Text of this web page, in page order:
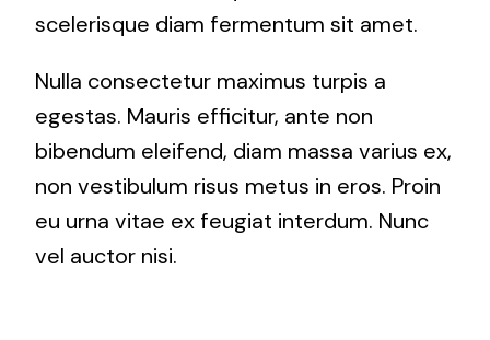
scelerisque diam fermentum sit amet.
Nulla consectetur maximus turpis a
egestas. Mauris efficitur, ante non
bibendum eleifend, diam massa varius ex,
non vestibulum risus metus in eros. Proin
eu urna vitae ex feugiat interdum. Nunc
vel auctor nisi.